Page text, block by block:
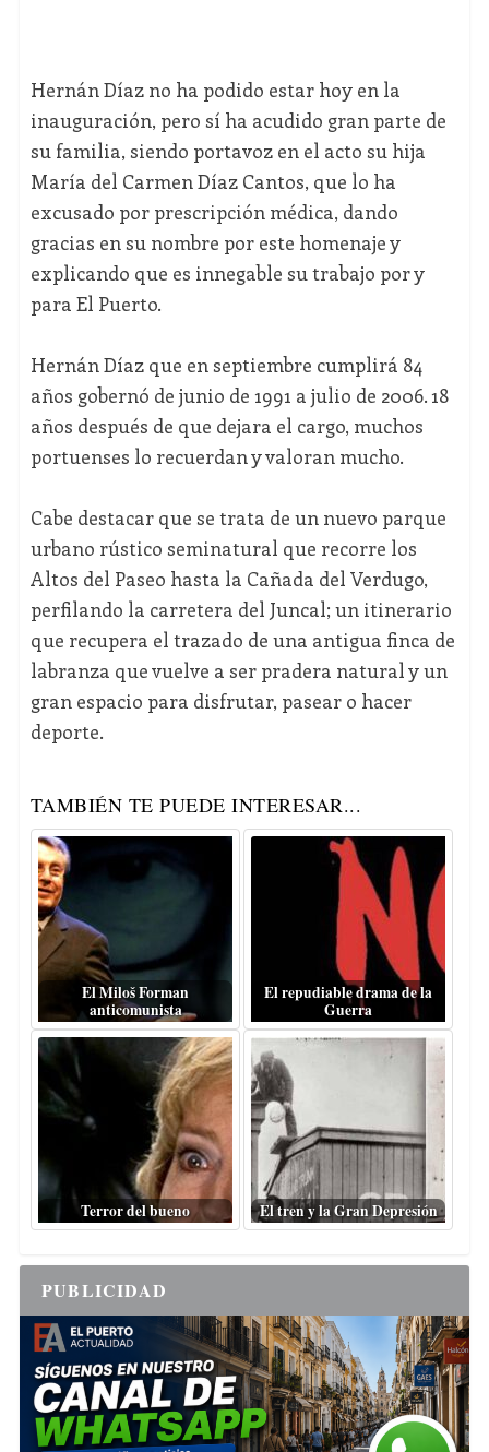
Hernán Díaz no ha podido estar hoy en la
inauguración, pero sí ha acudido gran parte de
su familia, siendo portavoz en el acto su hija
María del Carmen Díaz Cantos, que lo ha
excusado por prescripción médica, dando
gracias en su nombre por este homenaje y
explicando que es innegable su trabajo por y
para El Puerto.
Hernán Díaz que en septiembre cumplirá 84
años gobernó de junio de 1991 a julio de 2006. 18
años después de que dejara el cargo, muchos
portuenses lo recuerdan y valoran mucho.
Cabe destacar que se trata de un nuevo parque
urbano rústico seminatural que recorre los
Altos del Paseo hasta la Cañada del Verdugo,
perfilando la carretera del Juncal; un itinerario
que recupera el trazado de una antigua finca de
labranza que vuelve a ser pradera natural y un
gran espacio para disfrutar, pasear o hacer
deporte.
TAMBIÉN TE PUEDE INTERESAR...
El Miloš Forman
anticomunista
El repudiable drama de la
Guerra
Terror del bueno El tren y la Gran Depresión
PUBLICIDAD